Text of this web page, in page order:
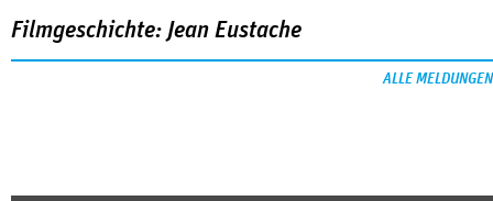
Filmgeschichte: Jean Eustache
ALLE MELDUNGEN